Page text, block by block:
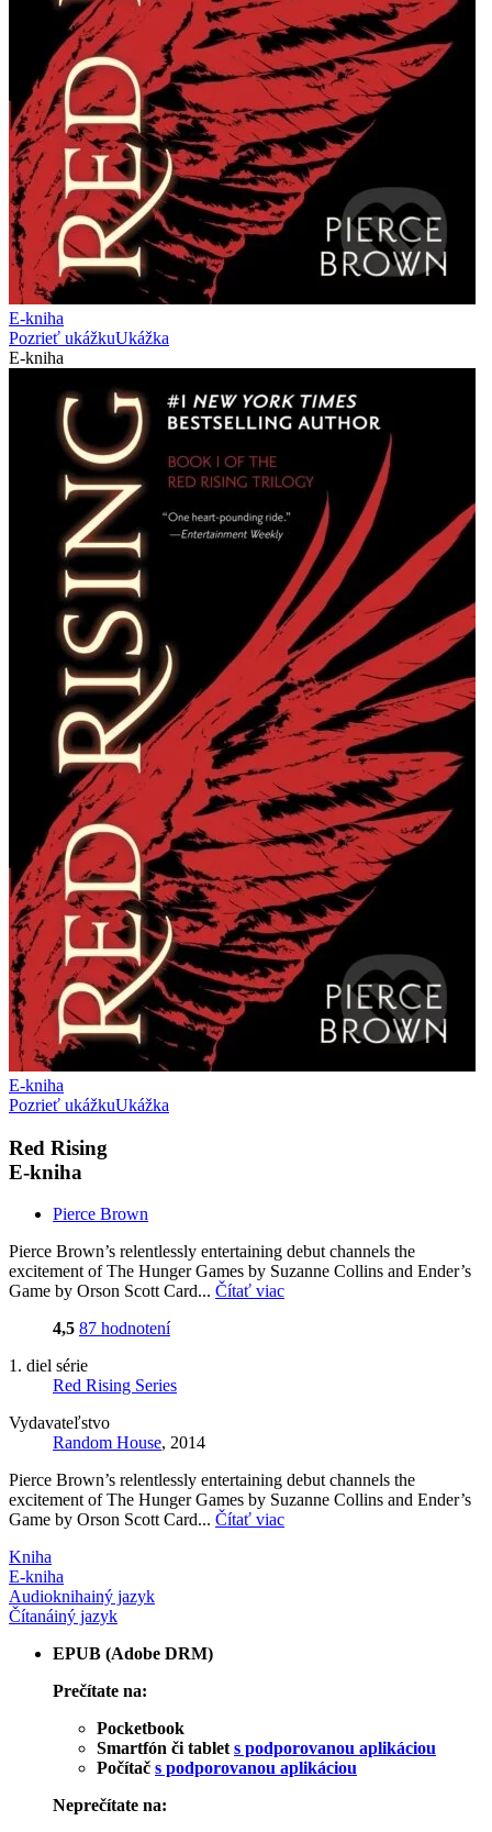
E-kniha
Pozrieť ukážkuUkážka
E-kniha
E-kniha
Pozrieť ukážkuUkážka
Red Rising
E-kniha
Pierce Brown
Pierce Brown’s relentlessly entertaining debut channels the
excitement of The Hunger Games by Suzanne Collins and Ender’s
Game by Orson Scott Card... Čítať viac
4,5 87 hodnotení
1. diel série
Red Rising Series
Vydavateľstvo
Random House, 2014
Pierce Brown’s relentlessly entertaining debut channels the
excitement of The Hunger Games by Suzanne Collins and Ender’s
Game by Orson Scott Card... Čítať viac
Kniha
E-kniha
Audioknihainý jazyk
Čítanáiný jazyk
EPUB (Adobe DRM)
Prečítate na:
Pocketbook
Smartfón či tablet s podporovanou aplikáciou
Počítač s podporovanou aplikáciou
Neprečítate na: